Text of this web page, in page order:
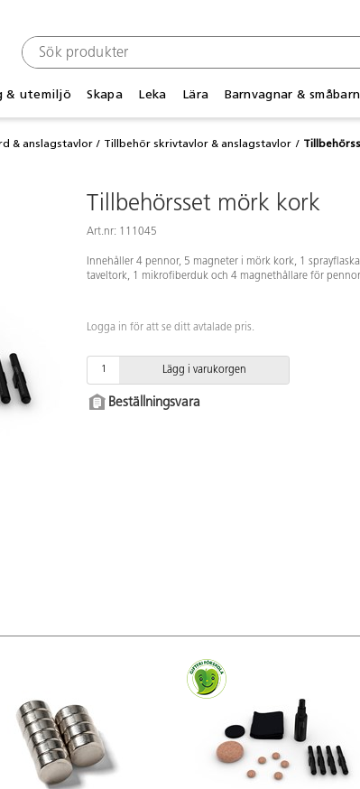
& utemiljö Skapa Leka Lära Barnvagnar &
& anslagstavlor Tillbehör skrivtavlor & anslagstavlor
Tillbehörsset mörk kork
Art.nr: 111045
Innehåller 4 pennor, 5 magneter i mörk kork, 1
taveltork, 1 mikrofiberduk och 4 magnethållare för
Logga in för att se ditt avtalade pris.
Lägg i varukorgen
Beställningsvara